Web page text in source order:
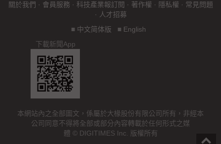
關於我們 · 會員服務 · 科技產業報訂閱 · 著作權 · 隱私權 · 常見問題
· 人才招募
■ 中文简体版 ■ English
下載新聞App
本網站內之全部圖文，係屬於大椽股份有限公司所有，非經本
公司同意不得將全部或部分內容轉載於任何形式之媒
體 © DIGITIMES Inc. 版權所有